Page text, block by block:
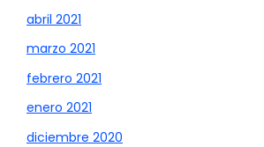
abril 2021
marzo 2021
febrero 2021
enero 2021
diciembre 2020